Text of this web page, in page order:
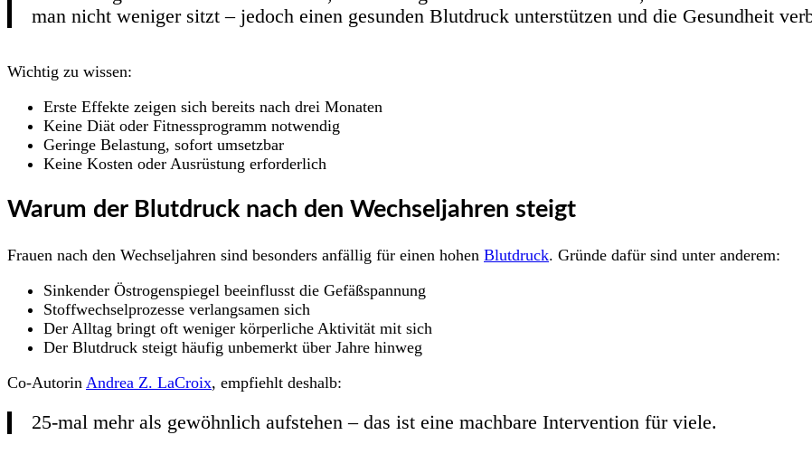
man nicht weniger sitzt – jedoch einen gesunden Blutdruck unterstützen und die Gesundheit
Wichtig zu wissen:
Erste Effekte zeigen sich bereits nach drei Monaten
Keine Diät oder Fitnessprogramm notwendig
Geringe Belastung, sofort umsetzbar
Keine Kosten oder Ausrüstung erforderlich
Warum der Blutdruck nach den Wechseljahren steigt
Frauen nach den Wechseljahren sind besonders anfällig für einen hohen Blutdruck. Gründe dafür sind unter anderem:
Sinkender Östrogenspiegel beeinflusst die Gefäßspannung
Stoffwechselprozesse verlangsamen sich
Der Alltag bringt oft weniger körperliche Aktivität mit sich
Der Blutdruck steigt häufig unbemerkt über Jahre hinweg
Co-Autorin Andrea Z. LaCroix, empfiehlt deshalb:
25-mal mehr als gewöhnlich aufstehen – das ist eine machbare Intervention für viele.